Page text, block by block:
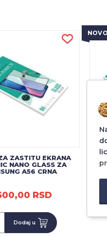
ZASTITU EKRANA
NANO GLASS ZA
A56 CRNA
RSD
Dodaj u
NOVO